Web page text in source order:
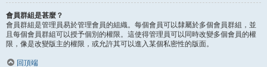
會員群組是甚麼？
會員群組是管理員易於管理會員的組織。每個會員可以隸屬於多個會員群組，並
且每個會員群組可以授予個別的權限。這使得管理員可以同時改變多個會員的權
限，像是改變版主的權限，或允許其可以進入某個私密性的版面。
回頂端